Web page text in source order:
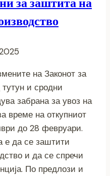
на Законот за
и сродни
забрана за увоз на
време на откупниот
до 28 февруари.
е да се заштити
и да се спречи
По предлози и